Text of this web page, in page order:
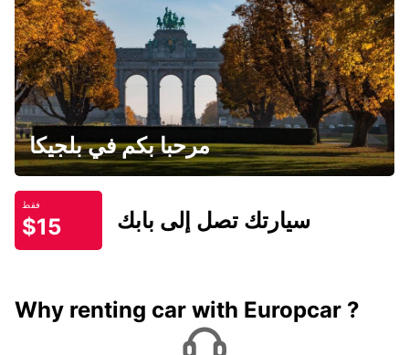
مرحبا بكم في بلجيكا
فقط
$15 سيارتك تصل إلى بابك
Why renting car with Europcar ?